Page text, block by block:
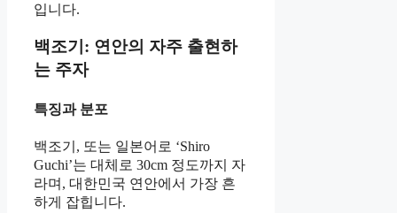
입니다.
백조기: 연안의 자주 출현하
는 주자
특징과 분포
백조기, 또는 일본어로 ‘Shiro
Guchi’는 대체로 30cm 정도까지 자
라며, 대한민국 연안에서 가장 흔
하게 잡힙니다.